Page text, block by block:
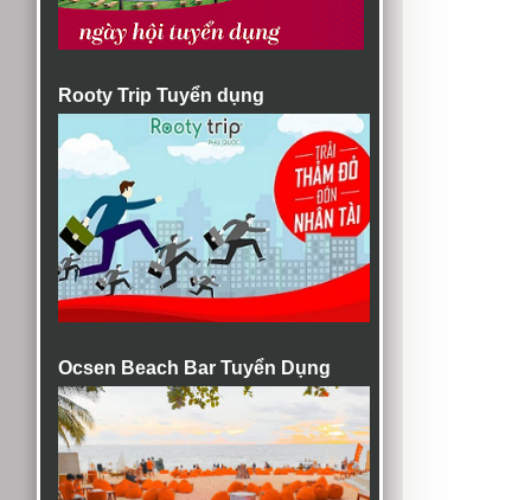
Rooty Trip Tuyển dụng
Ocsen Beach Bar Tuyển Dụng